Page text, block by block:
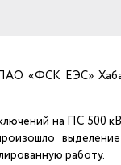
ПАО «ФСК ЕЭС»
на ПС 500
выделение
работу.